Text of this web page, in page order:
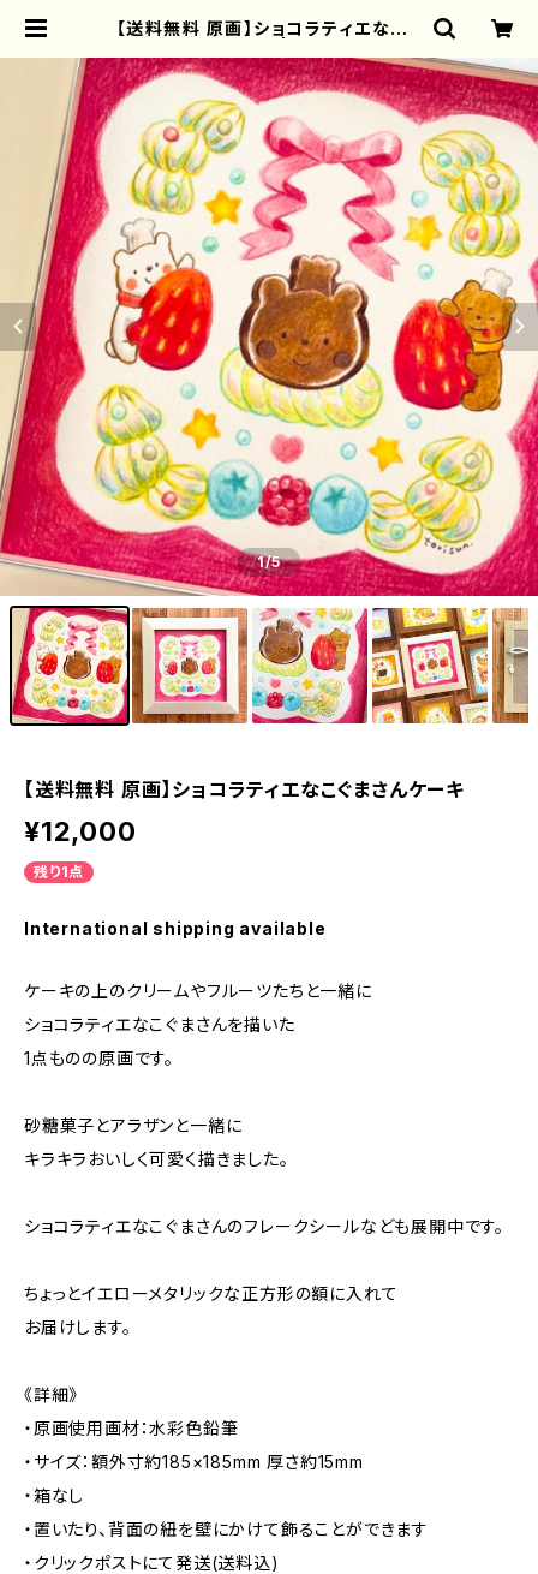
【送料無料 原画】ショコラティエなこぐ
1/5
【送料無料 原画】ショコラティエなこぐまさんケーキ
¥12,000
残り1点
International shipping available
ケーキの上のクリームやフルーツたちと一緒に
ショコラティエなこぐまさんを描いた
1点ものの原画です。
砂糖菓子とアラザンと一緒に
キラキラおいしく可愛く描きました。
ショコラティエなこぐまさんのフレークシールなども展開中です。
ちょっとイエローメタリックな正方形の額に入れて
お届けします。
《詳細》
・原画使用画材：水彩色鉛筆
・サイズ：額外寸約185×185mm 厚さ約15mm
・箱なし
・置いたり、背面の紐を壁にかけて飾ることができます
・クリックポストにて発送(送料込)